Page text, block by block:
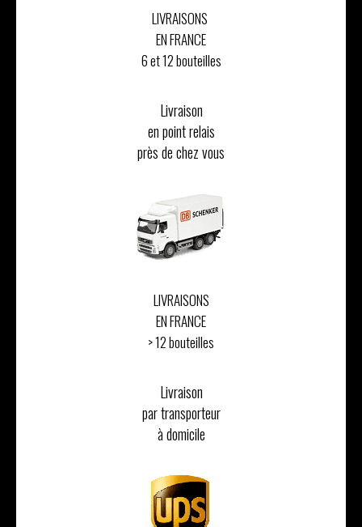
LIVRAISONS
EN FRANCE
6 et 12 bouteilles
Livraison
en point relais
près de chez vous
LIVRAISONS
EN FRANCE
> 12 bouteilles
Livraison
par transporteur
à domicile